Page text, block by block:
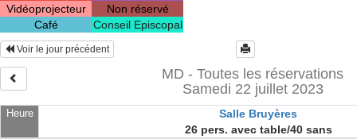
Vidéoprojecteur
Non réservé
Café
Conseil Episcopal
Heure
Salle Bruyères
26 pers. avec table/40 sans
Voir le jour précédent
MD - Toutes les réservations
Samedi 22 juillet 2023